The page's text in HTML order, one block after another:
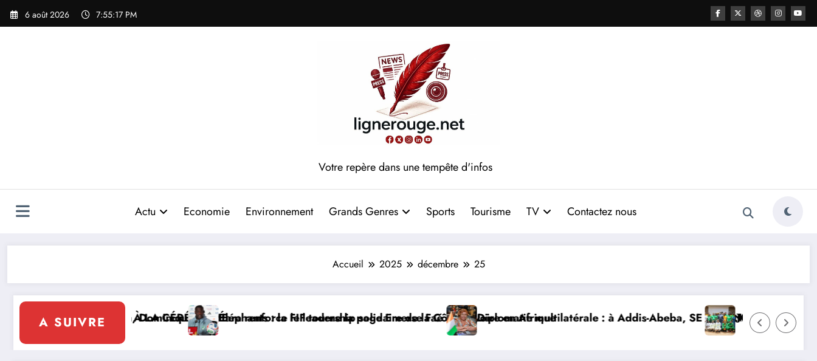
Aller
6 août 2026 7:55:18 PM
Votre repère dans une tempête d'infos
Actu Economie Environnement Grands Genres Sports Tourisme TV Contactez nous
Accueil 2025 décembre 25
A SUIVRE
CÉRÉMONIEOuattara renforce le leadership solidaire de la Côte d’Ivoire en Afrique
Éléphants : la FIF tourne la page Emerse Faé Diplomatie multilatérale : à Addis-Abeba, SE Mme Nialé Kaba porte la voix de la Côte
𝐉𝐎𝐉 𝐃𝐀𝐊𝐀𝐑 𝟐𝟎𝟐𝟔 : 𝐋𝐄𝐒 𝐀𝐓𝐇𝐋È𝐓𝐄𝐒